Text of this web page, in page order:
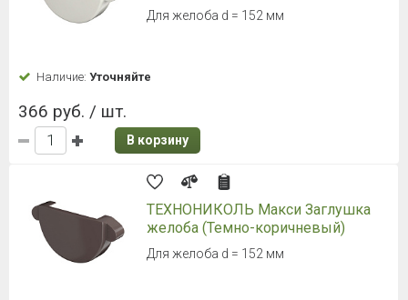
Для желоба d = 152 мм
Наличие: Уточняйте
366 руб. / шт.
В корзину
ТЕХНОНИКОЛЬ Макси Заглушка
желоба (Темно-коричневый)
Для желоба d = 152 мм